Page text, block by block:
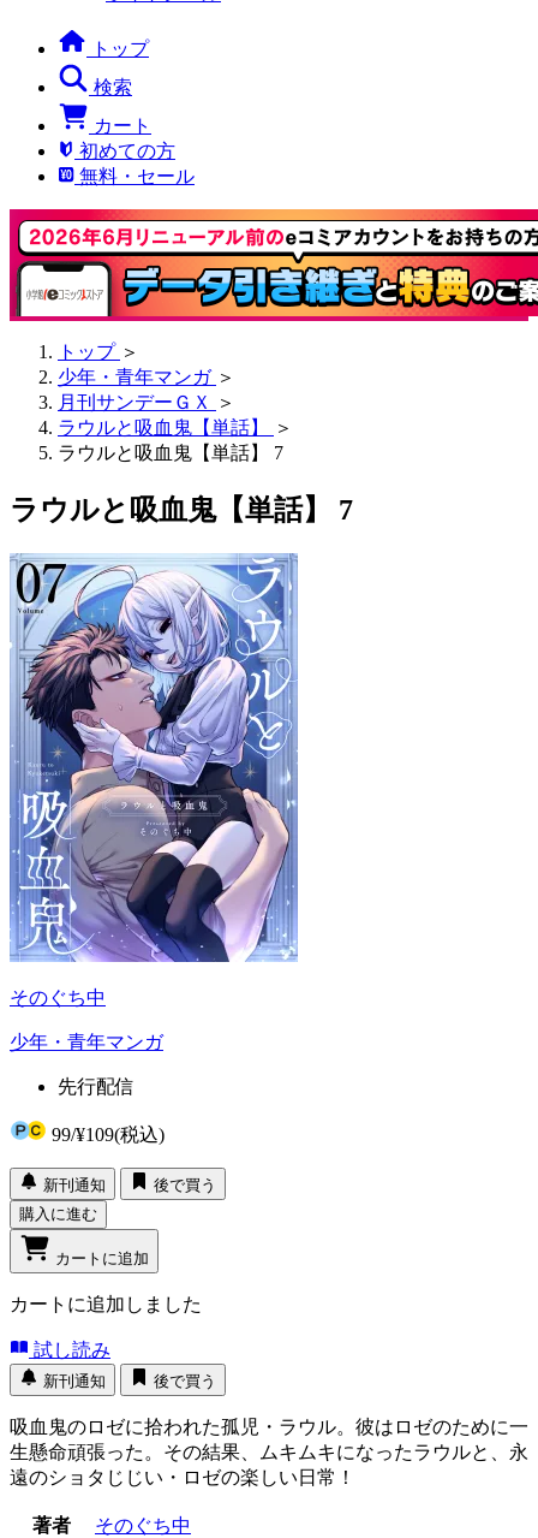
トップ
検索
カート
初めての方
無料・セール
トップ ＞
少年・青年マンガ ＞
月刊サンデーＧＸ
＞
ラウルと吸血鬼【単話】
＞
ラウルと吸血鬼【単話】 7
ラウルと吸血鬼【単話】 7
そのぐち中
少年・青年マンガ
先行配信
99/¥109(税込)
新刊通知
後で買う
購入に進む
カートに追加
カートに追加しました
試し読み
新刊通知 後で買う
吸血鬼のロゼに拾われた孤児・ラウル。彼はロゼのために一
生懸命頑張った。その結果、ムキムキになったラウルと、永
遠のショタじじい・ロゼの楽しい日常！
著者
そのぐち中